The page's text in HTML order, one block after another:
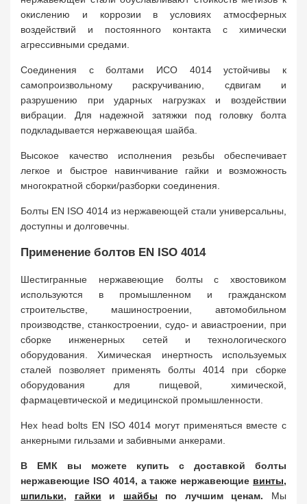
окислению и коррозии в условиях атмосферных
воздействий и постоянного контакта с химически
агрессивными средами.
Соединения с болтами ИСО 4014 устойчивы к
самопроизвольному раскручиванию, сдвигам и
разрушению при ударных нагрузках и воздействии
вибрации. Для надежной затяжки под головку болта
подкладывается нержавеющая шайба.
Высокое качество исполнения резьбы обеспечивает
легкое и быстрое навинчивание гайки и возможность
многократной сборки/разборки соединения.
Болты EN ISO 4014 из нержавеющей стали универсальны,
доступны и долговечны.
Применение болтов EN ISO 4014
Шестигранные нержавеющие болты с хвостовиком
используются в промышленном и гражданском
строительстве, машиностроении, автомобильном
производстве, станкостроении, судо- и авиастроении, при
сборке инженерных сетей и технологического
оборудования. Химическая инертность используемых
сталей позволяет применять болты 4014 при сборке
оборудования для пищевой, химической,
фармацевтической и медицинской промышленности.
Hex head bolts EN ISO 4014 могут применяться вместе с
анкерными гильзами и забивными анкерами.
В ЕМК вы можете купить с доставкой болты
нержавеющие ISO 4014, а также нержавеющие винты,
шпильки, гайки и шайбы по лучшим ценам. Мы